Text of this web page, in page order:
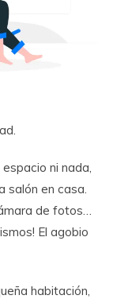
ni nada,
salón en casa.
de fotos…
El agobio
habitación,